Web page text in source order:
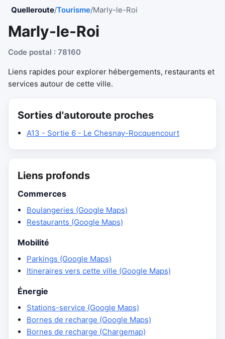
Quelleroute/Tourisme/Marly-le-Roi
Marly-le-Roi
Code postal : 78160
Liens rapides pour explorer hébergements, restaurants et
services autour de cette ville.
Sorties d'autoroute proches
A13 - Sortie 6 - Le Chesnay-Rocquencourt
Liens profonds
Commerces
Boulangeries (Google Maps)
Restaurants (Google Maps)
Mobilité
Parkings (Google Maps)
Itineraires vers cette ville (Google Maps)
Énergie
Stations-service (Google Maps)
Bornes de recharge (Google Maps)
Bornes de recharge (Chargemap)